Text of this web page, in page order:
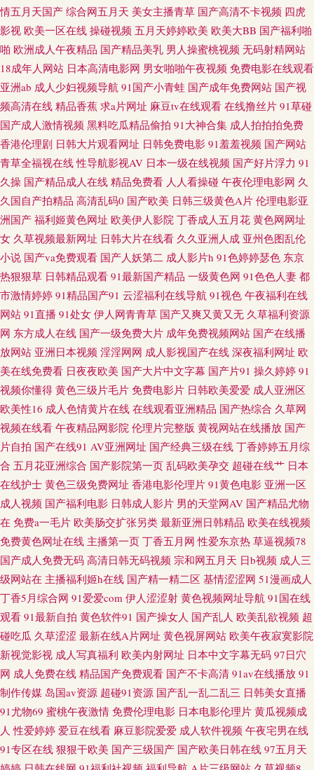
黄色 国产青青操 欧美色图去干网 亚洲另类图片69 国产极品第99 欧美日韩国
产成人 亚洲激情小说网 AV番号网 国产天天操天天爽 欧洲人妻丰满 国产黑料
zcm 青娱乐日夜操 俺去也五月天网址 男人天堂黄色 亚洲探花在线观看 成人
超碰网 久久精色欲 天天拍液夜拍 91社入口 国产美女被操网站 免费黑丝自慰
网 91国产下载 国产自25区 欧美丝袜人妖 91传媒视频网站 成人福利软件导航
久久精品超碰 日韩三级片AV网 91www在线 超碰97在线播放 美女搞黄 午夜
专区 97在线 户外露出自慰小说 四虎影院av网站 91亚色视频 国产成人综合久
久 欧美成人A区 午夜福利健美 91中文国产视频 免费人成自尉网站 亚洲色淫
网 超碰免费在线 久草在线资源 婷婷大香蕉福利 91竹菊 久久青草视频网站 熟
女黑丝足交 久热官网 av高清不卡 人妖群交乱交 伊人老婆大香蕉 白虎91 后入
导航 人人插91 97视频国产 国产无毛 欧美亚洲小说网 亚洲社区电影 黑丝瘙逼
日韩肏屄一线天 91网站秘 黄色片传媒视频 日韩肏屄av 91n视频在线 成人午
夜剧场av 麻豆陈可心AV 午夜成人AV影院 99热这 欧美外网 51啪影院 大香蕉
情 欧美人人操 影视Av第一页 日韩色色网站 成人免费福利 欧美日韩国内 午
夜香蕉成人网站 韩国三级视频网站 性爱福利网 国产精品野外三级 人人干91
91视频在线导航 黄色视屏观看一区 深夜福利视频网站 97成人剧场 韩国伊人
网 伊人久香蕉 国产成人午夜福利 欧日精品8区 影音先锋女人成人 福利91视
频 日韩肏屄一线天 91吃瓜国产视频 国产91在线不卡 欧美色图性爱影院 99超
碰大香蕉 久草福利资源ai 四虎午夜福利视频 97国产毛片 国产自25区 欧洲色
情五月天国产 综合网五月天 美女主播青草 国产高清不卡视频 四虎
影视 欧美一区在线 操碰视频 五月天婷婷欧美 欧美大BB 国产福利啪
啪 欧洲成人午夜精品 国产精品美乳 男人操蜜桃视频 无码射精网站
18成年人网站 日本高清电影网 男女啪啪午夜视频 免费电影在线观看
亚洲ab 成人少妇视频导航 91国产小青蛙 国产成年免费网站 国产视
频高清在线 精品香蕉 求a片网址 麻豆tv在线观看 在线撸丝片 91草碰
国产成人激情视频 黑料吃瓜精品偷拍 91大神合集 成人拍拍拍免费
香港伦理剧 日韩大片观看网址 日韩免费电影 91羞羞视频 国产网站
青草全福视在线 性导航影视AV 日本一级在线视频 国产好片浮力 91
久操 国产精品成人在线 精品免费看 人人看操碰 午夜伦理电影网 久
久国自产拍精品 高清乱码0 国产欧美 日韩三级黄色A片 伦理电影亚
洲国产 福利姬黄色网址 欧美伊人影院 丁香成人五月花 黄色网网址
女 久草视频最新网址 日韩大片在线看 久久亚洲人成 亚州色图乱伦
小说 国产va免费观看 国产人妖第二 成人影片h 91色婷婷瑟色 东京
热狠狠草 日韩精品观看 91最新国产精品 一级黄色网 91色色人妻 都
市激情婷婷 91精品国产91 云涩福利在线导航 91视色 午夜福利在线
网站 91直播 91处女 伊人网青青草 国产又爽又黄又无 久草福利资源
网 东方成人在线 国产一级免费大片 成年免费视频网站 国产在线播
放网站 亚洲日本视频 淫淫网网 成人影视国产在线 深夜福利网址 欧
美在线免费看 日夜夜欧美 国产大片中文字幕 国产片91 操久婷婷 91
视频你懂得 黄色三级片毛片 免费电影片 日韩欧美爱爱 成人亚洲区
欧美性16 成人色情黄片在线 在线观看亚洲精品 国产热综合 久草网
视频在线看 午夜精品网影院 伦理片完整版 黄视网站在线播放 国产
片自拍 国产在线91 AV亚洲网址 国产经典三级在线 丁香婷婷五月综
合 五月花亚洲综合 国产影院第一页 乱码欧美孕交 超碰在线艹 日本
在线护士 黄色三级免费网址 香港电影伦理片 91黄色电影 亚洲一区
成人视频 国产福利电影 日韩成人影片 男的天堂网AV 国产精品尤物
在 免费a一毛片 欧美肠交扩张另类 最新亚洲日韩精品 欧美在线视频
免费黄色网址在线 主播第一页 丁香五月网 性爱东京热 草逼视频78
国产成人免费无码 高清日韩无码视频 宗和网五月天 日b视频 成人三
级网站在 主播福利姬h在线 国产精一精二区 基情涩涩网 51漫画成人
丁香5月综合网 91爱爱com 伊人涩涩射 黄色视频网址导航 91国在线
观看 91最新自拍 黄色软件91 国产操女人 国产乱人 欧美乱欲视频 超
碰吃瓜 久草涩涩 最新在线A片网址 黄色视屏网站 欧美午夜寂寞影院
新视觉影视 成人写真福利 欧美内射网址 日本中文字幕无码 97日穴
网 成人免费在线 精品国产免费观看 国产不卡高清 91av在线播放 91
制作传媒 岛国av资源 超碰91资源 国产乱一乱二乱三 日韩美女直播
91尤物69 蜜桃午夜激情 免费伦理电影 日本电影伦理片 黄瓜视频成
人 性爱婷婷 爱豆在线看 麻豆影院爱爱 成人软件视频 午夜宅男在线
91专区在线 狠狠干欧美 国产三级国产 国产欧美日韩在线 97五月天